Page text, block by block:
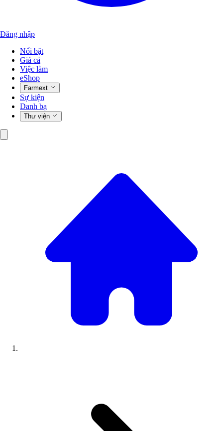
Đăng nhập
Nổi bật
Giá cả
Việc làm
eShop
Farmext
Sự kiện
Danh bạ
Thư viện